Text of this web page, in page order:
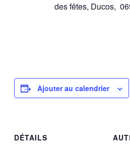
des fêtes, Ducos,
Ajouter au calendrier
DÉTAILS